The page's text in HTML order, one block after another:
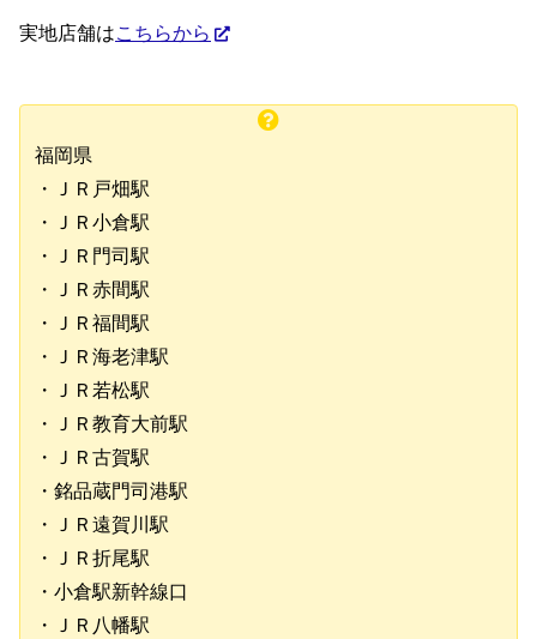
実地店舗はこちらから
福岡県
・ＪＲ戸畑駅
・ＪＲ小倉駅
・ＪＲ門司駅
・ＪＲ赤間駅
・ＪＲ福間駅
・ＪＲ海老津駅
・ＪＲ若松駅
・ＪＲ教育大前駅
・ＪＲ古賀駅
・銘品蔵門司港駅
・ＪＲ遠賀川駅
・ＪＲ折尾駅
・小倉駅新幹線口
・ＪＲ八幡駅